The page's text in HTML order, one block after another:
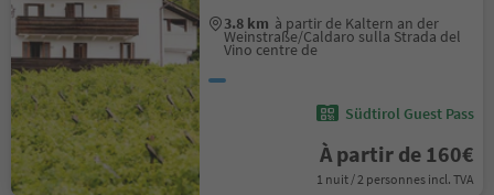
3.8 km à partir de Kaltern an der
Weinstraße/Caldaro sulla Strada del
Vino centre de
Südtirol Guest Pass
À partir de 160€
1 nuit / 2 personnes incl. TVA